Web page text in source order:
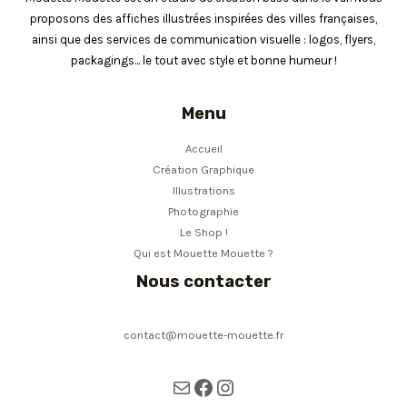
proposons des affiches illustrées inspirées des villes françaises,
ainsi que des services de communication visuelle : logos, flyers,
packagings... le tout avec style et bonne humeur !
Menu
Accueil
Création Graphique
Illustrations
Photographie
Le Shop !
Qui est Mouette Mouette ?
Nous contacter
contact@mouette-mouette.fr